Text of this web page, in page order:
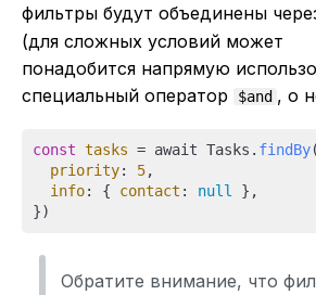
фильтры будут объединены
(для сложных условий может
понадобится напрямую
специальный оператор
$and , о
const tasks = await Tasks. findBy
priority: 5,
info: { contact : null },
Обратите внимание, что